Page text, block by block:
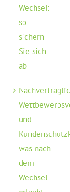
Wechsel:
so
sichern
Sie sich
ab
und
was nach
dem
Wechsel